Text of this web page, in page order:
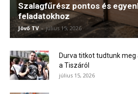
Szalagfűrész pontos és
feladatokhoz
Jövő TV - július 15, 2026
Durva titkot tudtunk
a Tiszáról
július 15, 2026